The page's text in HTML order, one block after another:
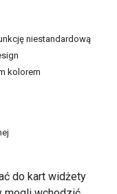
niestandardową
kolorem
do kart widżety